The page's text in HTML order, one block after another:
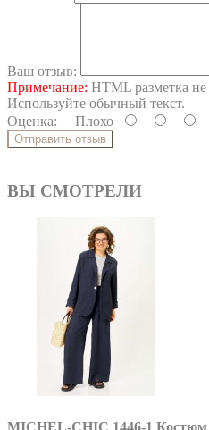
Ваш отзыв:
Примечание: HTML разметка
Используйте обычный текст.
Оценка: Плохо
Отправить отзыв
ВЫ СМОТРЕЛИ
MICHEL-CHIC 1446-1